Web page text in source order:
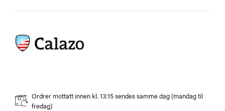
Ordrer mottatt innen kl. 13:15 sendes samme dag (mandag til
fredag)